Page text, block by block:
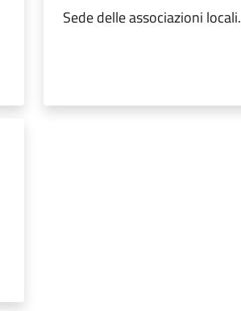
Sede delle associazioni locali.